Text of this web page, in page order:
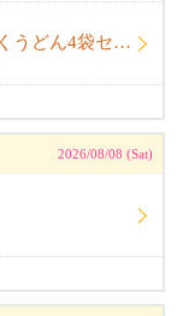
取引中③赤ちゃんかんたんらくらくうどん4袋セット
2026/08/08 (Sat)